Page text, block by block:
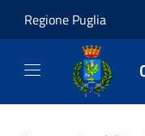
Regione Puglia